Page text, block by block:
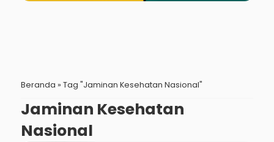
Beranda » Tag "Jaminan Kesehatan Nasional"
Jaminan Kesehatan
Nasional